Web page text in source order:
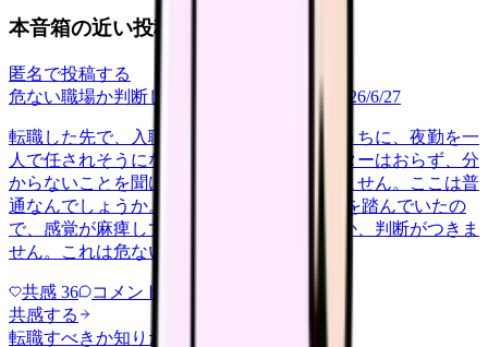
本音箱の近い投稿
匿名で投稿する
危ない職場か判断してほしい
career-growth 2026/6/27
転職した先で、入職して二ヶ月も経たないうちに、夜勤を一
人で任されそうになっています。プリセプターはおらず、分
からないことを聞ける相手も日によっていません。ここは普
通なんでしょうか。 前の職場はもっと段階を踏んでいたの
で、感覚が麻痺しているのか自分が甘いのか、判断がつきま
せん。これは危ない環境なのか…
共感 36 コメント
共感する
転職すべきか知りたい